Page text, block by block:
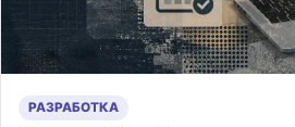
РАЗРАБОТКА